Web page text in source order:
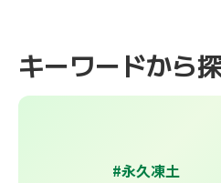
キーワードから
#永久凍土